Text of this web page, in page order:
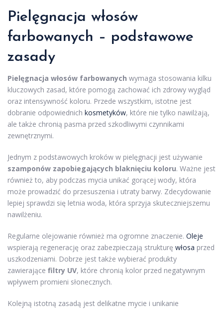
Pielęgnacja włosów
farbowanych – podstawowe
zasady
Pielęgnacja włosów farbowanych wymaga stosowania kilku
kluczowych zasad, które pomogą zachować ich zdrowy wygląd
oraz intensywność koloru. Przede wszystkim, istotne jest
dobranie odpowiednich kosmetyków, które nie tylko nawilżają,
ale także chronią pasma przed szkodliwymi czynnikami
zewnętrznymi.
Jednym z podstawowych kroków w pielęgnacji jest używanie
szamponów zapobiegających blaknięciu koloru. Ważne jest
również to, aby podczas mycia unikać gorącej wody, która
może prowadzić do przesuszenia i utraty barwy. Zdecydowanie
lepiej sprawdzi się letnia woda, która sprzyja skuteczniejszemu
nawilżeniu.
Regularne olejowanie również ma ogromne znaczenie. Oleje
wspierają regenerację oraz zabezpieczają strukturę włosa przed
uszkodzeniami. Dobrze jest także wybierać produkty
zawierające filtry UV, które chronią kolor przed negatywnym
wpływem promieni słonecznych.
Kolejną istotną zasadą jest delikatne mycie i unikanie